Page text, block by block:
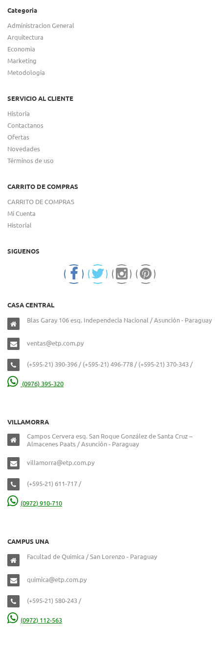
Categoria
Administracion General
Arquitectura
Economia
Marketing
Metodologia
SERVICIO AL CLIENTE
Historia
Contactanos
Ofertas
Novedades
Términos de uso
CARRITO DE COMPRAS
CARRITO DE COMPRAS
Mi Cuenta
Historial
SIGUENOS
CASA CENTRAL
Blas Garay 106 esq. Independecia Nacional / Asunción - Paraguay
ventas@etp.com.py
(+595-21) 390-396 / (+595-21) 496-778 / (+595-21) 370-343 /
(0976) 395-320
VILLAMORRA
Campos Cervera esq. San Roque González de Santa Cruz –
Almacenes Paats / Asunción - Paraguay
villamorra@etp.com.py
(+595-21) 611-717 /
(0972) 910-710
CAMPUS UNA
Facultad de Química / San Lorenzo - Paraguay
quimica@etp.com.py
(+595-21) 580-243 /
(0972) 112-563